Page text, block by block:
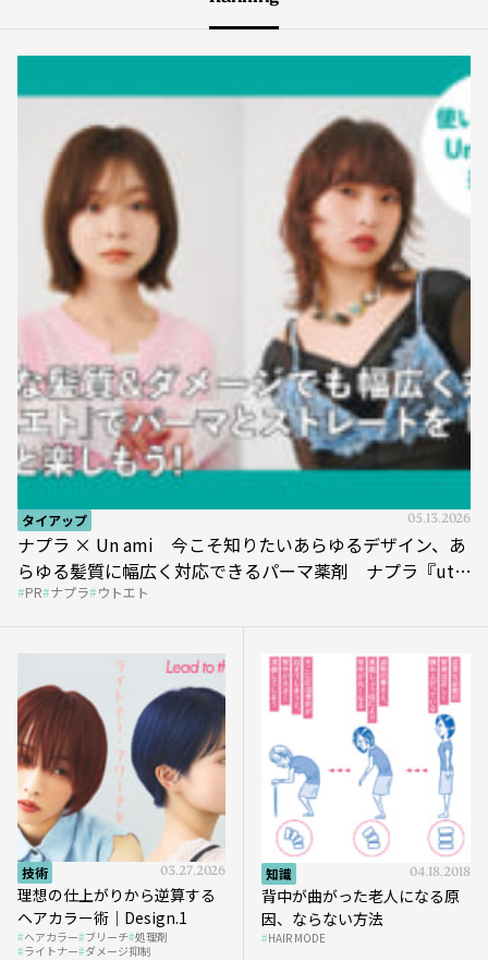
タイアップ 05.13.2026
ナプラ × Un ami 今こそ知りたいあらゆるデザイン、あ
らゆる髪質に幅広く対応できるパーマ薬剤 ナプラ『ut-
et』
PR ナプラ ウトエト
技術 03.27.2026
理想の仕上がりから逆算する
ヘアカラー術｜Design.1
ヘアカラー ブリーチ 処理剤
ライトナー ダメージ抑制
知識 04.18.2018
背中が曲がった老人になる原
因、ならない方法
HAIR MODE